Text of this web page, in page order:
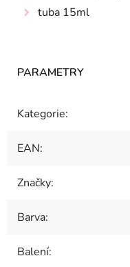
tuba 15ml
Kategorie:
EAN:
Značky:
Barva:
Balení: